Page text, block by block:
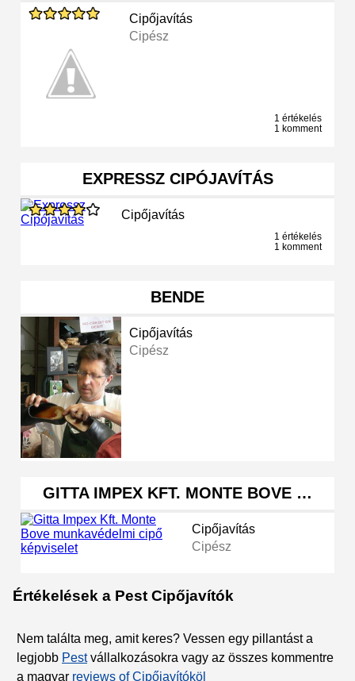
Cipőjavítás
Cipész
1 értékelés
1 komment
EXPRESSZ CIPÓJAVÍTÁS
Cipőjavítás
1 értékelés
1 komment
BENDE
Cipőjavítás
Cipész
GITTA IMPEX KFT. MONTE BOVE …
Cipőjavítás
Cipész
Értékelések a Pest Cipőjavítók
Nem találta meg, amit keres? Vessen egy pillantást a
legjobb Pestvállalkozásokra vagy az összes kommentre
a magyar reviews of Cipőjavítóköl